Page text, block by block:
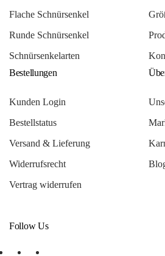
Flache Schnürsenkel
Runde Schnürsenkel
Schnürsenkelarten
Bestellungen
Kunden Login
Bestellstatus
Versand & Lieferung
Widerrufsrecht
Vertrag widerrufen
Follow Us